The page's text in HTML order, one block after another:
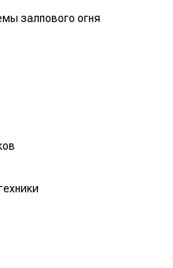
залпового огня